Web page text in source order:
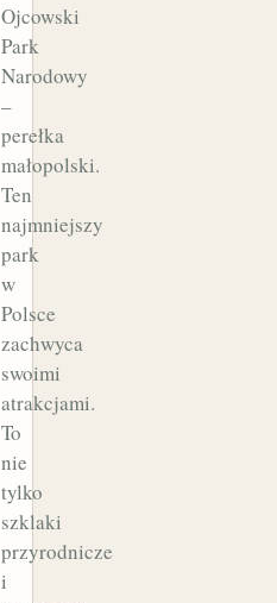
Ojcowski
Park
Narodowy
–
perełka
małopolski.
Ten
najmniejszy
park
w
Polsce
zachwyca
swoimi
atrakcjami.
To
nie
tylko
szklaki
przyrodnicze
i